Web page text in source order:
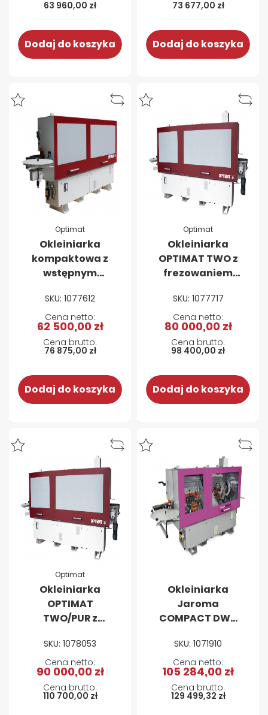
63 960,00 zł
Dodaj do koszyka
73 677,00 zł
Dodaj do koszyka
Optimat
Okleiniarka
kompaktowa z
wstępnym
OPTIMAT ONE
cyklina
promieniowa,
cyklina płaska
(klejowa),
agregat polerki
SKU: 1077612
76 875,00 zł
62 500,00 zł
Dodaj do koszyka
Optimat
Okleiniarka
OPTIMAT TWO z
frezowaniem
zarabianiem
naroży
SKU: 1077717
98 400,00 zł
80 000,00 zł
Dodaj do koszyka
Optimat
Okleiniarka
OPTIMAT
TWO/PUR z
wstępnym i
zarabianiem
naroży
SKU: 1078053
110 700,00 zł
90 000,00 zł
Okleiniarka
Jaroma
COMPACT DWN
SKU: 1071910
129 499,32 zł
105 284,00 zł